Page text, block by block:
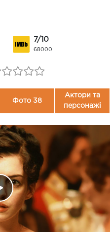
7/10
68000
Фото 38
Актори та
персонажі